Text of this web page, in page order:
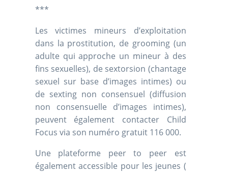
***
Les victimes mineurs d’exploitation
dans la prostitution, de grooming (un
adulte qui approche un mineur à des
fins sexuelles), de sextorsion (chantage
sexuel sur base d’images intimes) ou
de sexting non consensuel (diffusion
non consensuelle d’images intimes),
peuvent également contacter Child
Focus via son numéro gratuit 116 000.
Une plateforme peer to peer est
également accessible pour les jeunes (